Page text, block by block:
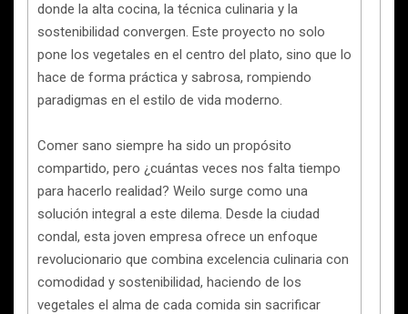
donde la alta cocina, la técnica culinaria y la
sostenibilidad convergen. Este proyecto no solo
pone los vegetales en el centro del plato, sino que lo
hace de forma práctica y sabrosa, rompiendo
paradigmas en el estilo de vida moderno.
Comer sano siempre ha sido un propósito
compartido, pero ¿cuántas veces nos falta tiempo
para hacerlo realidad? Weilo surge como una
solución integral a este dilema. Desde la ciudad
condal, esta joven empresa ofrece un enfoque
revolucionario que combina excelencia culinaria con
comodidad y sostenibilidad, haciendo de los
vegetales el alma de cada comida sin sacrificar